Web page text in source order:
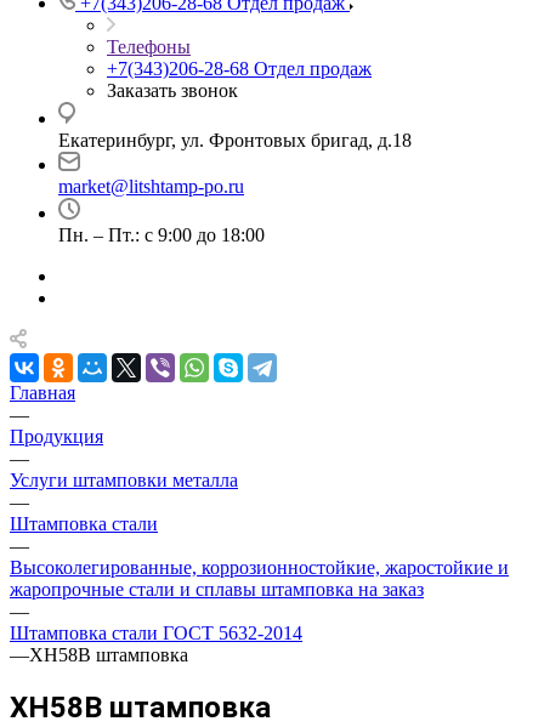
Телефоны
+7(343)206-28-68 Отдел продаж
Заказать звонок
Екатеринбург, ул. Фронтовых бригад, д.18
market@litshtamp-po.ru
Пн. – Пт.: с 9:00 до 18:00
Главная
—
Продукция
—
Услуги штамповки металла
—
Штамповка стали
—
Высоколегированные, коррозионностойкие, жаростойкие и
жаропрочные стали и сплавы штамповка на заказ
—
Штамповка стали ГОСТ 5632-2014
—ХН58В штамповка
ХН58В штамповка